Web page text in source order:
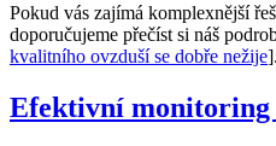
Pokud vás zajímá komplexnější
doporučujeme přečíst si náš
kvalitního ovzduší se dobře nežije].
Efektivní monitoring